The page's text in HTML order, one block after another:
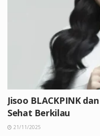
Jisoo BLACKPINK
Sehat Berkilau
21/11/2025